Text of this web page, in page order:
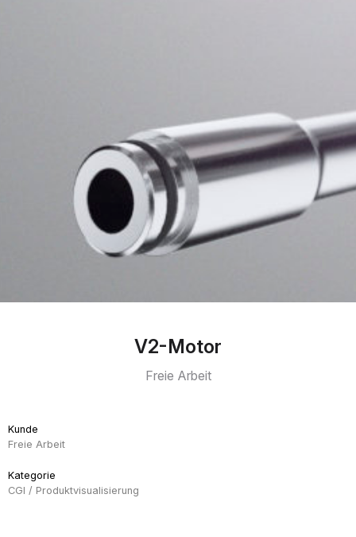
V2-Motor
Freie Arbeit
Kunde
Freie Arbeit
Kategorie
CGI / Produktvisualisierung